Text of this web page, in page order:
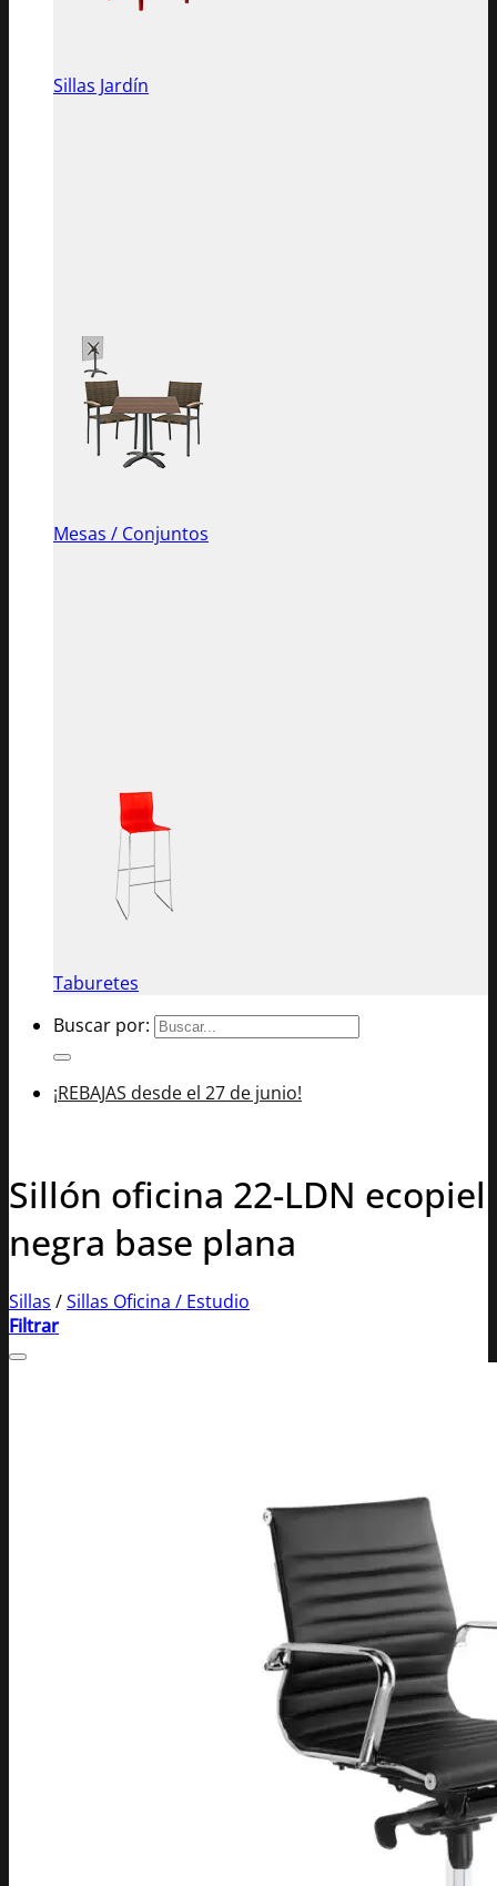
Sillas Jardín
Mesas / Conjuntos
Taburetes
Buscar por:
¡REBAJAS desde el 27 de junio!
Sillón oficina 22-LDN ecopiel
negra base plana
Sillas /Sillas Oficina / Estudio
Filtrar